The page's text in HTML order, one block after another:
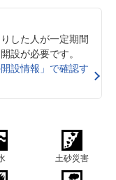
した人が一定期間
設が必要です。
設情報」で確認す
土砂災害